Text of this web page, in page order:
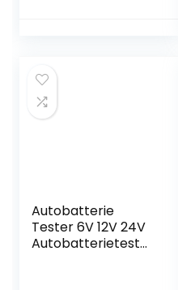
Autobatterie
Tester 6V 12V 24V
Autobatterieteste